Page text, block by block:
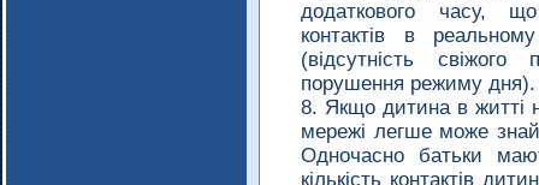
додаткового часу,
контактів в
(відсутність
порушення режиму дня).
Якщо дитина в житті
мережі легше може
Одночасно батьки
кількість контактів